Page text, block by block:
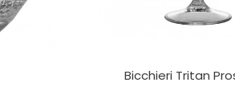
Bicchieri Tritan